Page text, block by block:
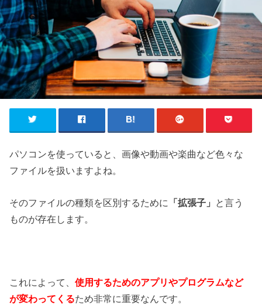
パソコンを使っていると、画像や動画や楽曲など色々な
ファイルを扱いますよね。
そのファイルの種類を区別するために 「拡張子」
と言う
ものが存在します。
これによって、使用するためのアプリやプログラムなど
が変わってくるため非常に重要なんです。